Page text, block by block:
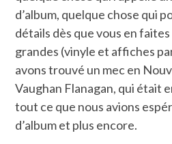
d’album, quelque chose qui
détails dès que vous en
grandes (vinyle et affiches
avons trouvé un mec en
Vaughan Flanagan, qui était
tout ce que nous avions
d’album et plus encore.